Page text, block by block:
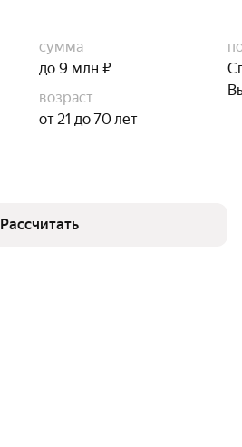
сумма
до 9 млн ₽
возраст
от 21 до 70 лет
Рассчитать